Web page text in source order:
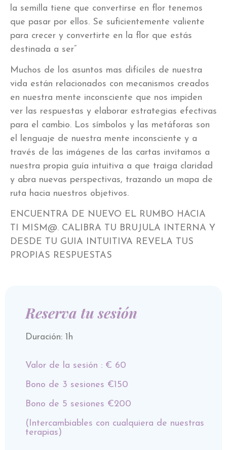
la semilla tiene que convertirse en flor tenemos
que pasar por ellos. Se suficientemente valiente
para crecer y convertirte en la flor que estás
destinada a ser”
Muchos de los asuntos mas difíciles de nuestra
vida están relacionados con mecanismos creados
en nuestra mente inconsciente que nos impiden
ver las respuestas y elaborar estrategias efectivas
para el cambio. Los símbolos y las metáforas son
el lenguaje de nuestra mente inconsciente y a
través de las imágenes de las cartas invitamos a
nuestra propia guía intuitiva a que traiga claridad
y abra nuevas perspectivas, trazando un mapa de
ruta hacia nuestros objetivos.
ENCUENTRA DE NUEVO EL RUMBO HACIA
TI MISM@. CALIBRA TU BRUJULA INTERNA Y
DESDE TU GUIA INTUITIVA REVELA TUS
PROPIAS RESPUESTAS
Reserva tu sesión
Duración: 1h
Valor de la sesión : € 60
Bono de 3 sesiones €150
Bono de 5 sesiones €200
(Intercambiables con cualquiera de nuestras
terapias)